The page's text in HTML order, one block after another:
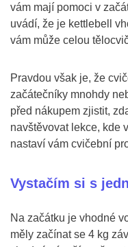
vám mají pomoci v
uvádí, že je kettlebell
vám může celou
Pravdou však je, že
začátečníky mnohdy
před nákupem zjistit,
navštěvovat lekce, kde
nastaví vám cvičební
Vystačím si s
Na začátku je vhodné
měly začínat se 4 kg